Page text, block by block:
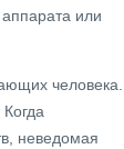
или
человека.
неведомая